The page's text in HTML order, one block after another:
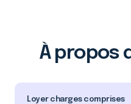
À propos
Loyer charges comprises